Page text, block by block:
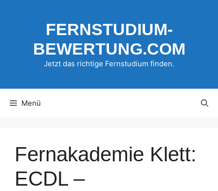
FERNSTUDIUM-
BEWERTUNG.COM
Jetzt das richtige Fernstudium finden.
Menü
Fernakademie Klett:
ECDL –